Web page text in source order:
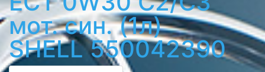
мот. син. (1л)
SHELL 550042390